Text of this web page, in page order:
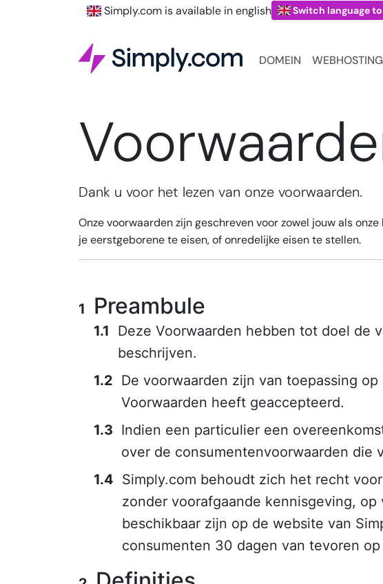
Simply.com is available in english Switch language
DOMEIN WEBHOSTING
Dank u voor het lezen van onze voorwaarden.
Onze voorwaarden zijn geschreven voor zowel jouw als
je eerstgeborene te eisen, of onredelijke eisen te stellen.
Preambule
Deze Voorwaarden hebben tot doel de
beschrijven.
De voorwaarden zijn van toepassing
Voorwaarden heeft geaccepteerd.
Indien een particulier een
over de consumentenvoorwaarden die
Simply.com behoudt zich het recht
zonder voorafgaande kennisgeving,
beschikbaar zijn op de website van
consumenten 30 dagen van tevoren